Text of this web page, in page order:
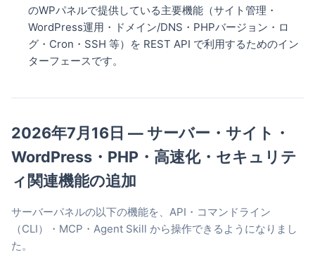
のWPパネルで提供している主要機能（サイト管理・
WordPress運用・ドメイン/DNS・PHPバージョン・ロ
グ・Cron・SSH 等）を REST API で利用するためのイン
ターフェースです。
2026年7月16日 — サーバー・サイト・
WordPress・PHP・高速化・セキュリテ
ィ関連機能の追加
サーバーパネルの以下の機能を、API・コマンドライン
（CLI）・MCP・Agent Skill から操作できるようになりまし
た。